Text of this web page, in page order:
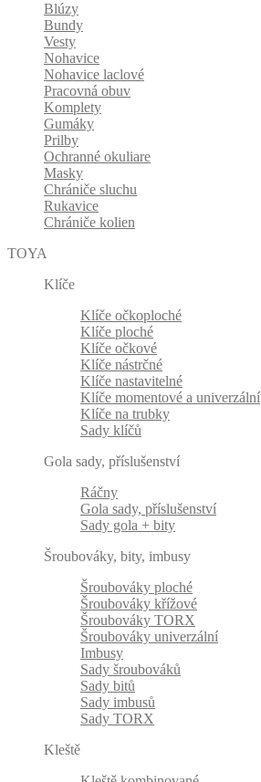
Blúzy
Bundy
Vesty
Nohavice
Nohavice laclové
Pracovná obuv
Komplety
Gumáky
Prilby
Ochranné okuliare
Masky
Chrániče sluchu
Rukavice
Chrániče kolien
TOYA
Klíče
Klíče očkoploché
Klíče ploché
Klíče očkové
Klíče nástrčné
Klíče nastavitelné
Klíče momentové a univerzální
Klíče na trubky
Sady klíčů
Gola sady, příslušenství
Ráčny
Gola sady, příslušenství
Sady gola + bity
Šroubováky, bity, imbusy
Šroubováky ploché
Šroubováky křížové
Šroubováky TORX
Šroubováky univerzální
Imbusy
Sady šroubováků
Sady bitů
Sady imbusů
Sady TORX
Kleště